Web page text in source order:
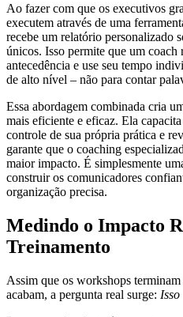
Ao fazer com que os executivos
executem através de uma
recebe um relatório personalizado
únicos. Isso permite que um coach
antecedência e use seu tempo
de alto nível – não para contar
Essa abordagem combinada cria
mais eficiente e eficaz. Ela
controle de sua própria prática e
garante que o coaching
maior impacto. É simplesmente
construir os comunicadores
organização precisa.
Medindo o Impacto
Treinamento
Assim que os workshops
acabam, a pergunta real surge: